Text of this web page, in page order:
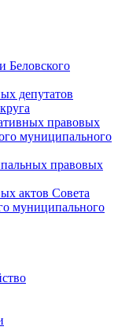
Беловского
депутатов
правовых
муниципального
правовых
актов Совета
муниципального